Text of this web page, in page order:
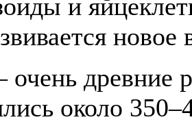
и
очень древние
около